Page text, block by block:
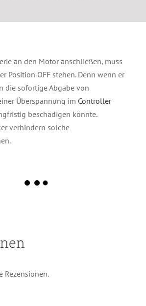
an den Motor anschließen, muss
Position OFF stehen. Denn wenn er
die sofortige Abgabe von
Überspannung im Controller
beschädigen könnte.
verhindern solche
Rezensionen.